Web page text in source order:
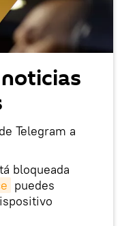
Telegram a
bloqueada
puedes